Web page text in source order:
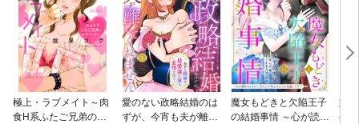
極上・ラブメイト～肉
食H系ふたご兄弟のお
愛のない政略結婚のは
ずが、今宵も夫が離し
魔女もどきと欠陥王子
の結婚事情 ～心が読め
婚
や